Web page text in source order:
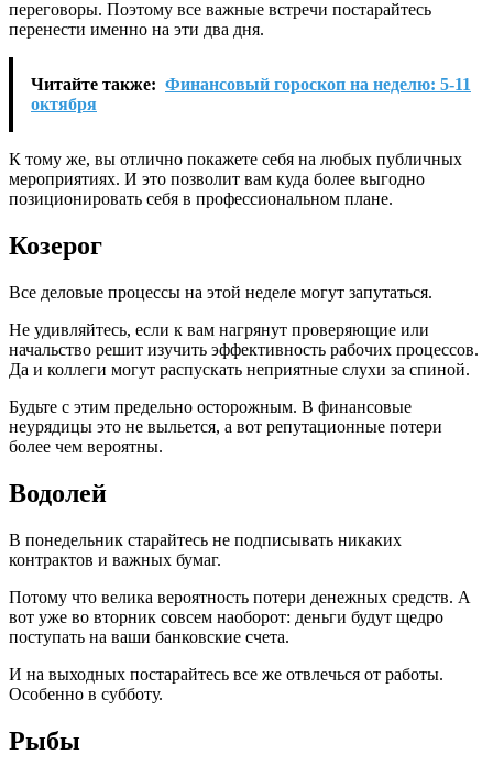
переговоры. Поэтому все важные встречи постарайтесь
перенести именно на эти два дня.
Читайте также: Финансовый гороскоп на неделю: 5-11
октября
К тому же, вы отлично покажете себя на любых публичных
мероприятиях. И это позволит вам куда более выгодно
позиционировать себя в профессиональном плане.
Козерог
Все деловые процессы на этой неделе могут запутаться.
Не удивляйтесь, если к вам нагрянут проверяющие или
начальство решит изучить эффективность рабочих процессов.
Да и коллеги могут распускать неприятные слухи за спиной.
Будьте с этим предельно осторожным. В финансовые
неурядицы это не выльется, а вот репутационные потери
более чем вероятны.
Водолей
В понедельник старайтесь не подписывать никаких
контрактов и важных бумаг.
Потому что велика вероятность потери денежных средств. А
вот уже во вторник совсем наоборот: деньги будут щедро
поступать на ваши банковские счета.
И на выходных постарайтесь все же отвлечься от работы.
Особенно в субботу.
Рыбы